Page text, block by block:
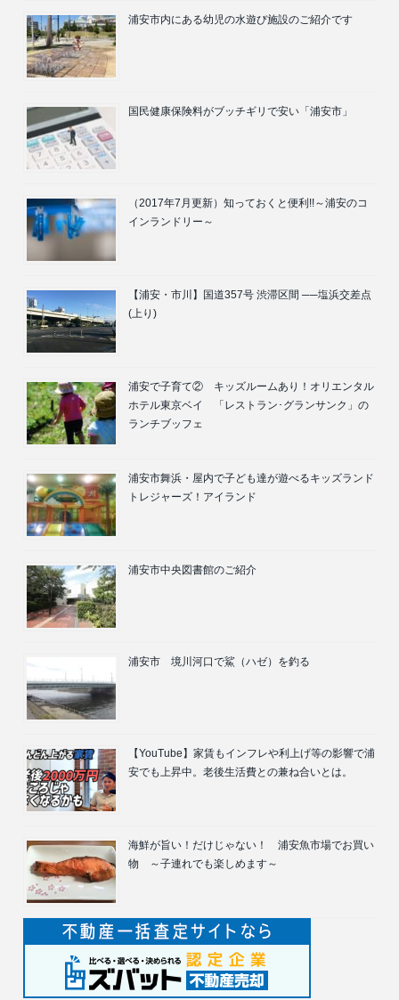
浦安市内にある幼児の水遊び施設のご紹介です
国民健康保険料がブッチギリで安い「浦安市」
（2017年7月更新）知っておくと便利!!～浦安のコ
インランドリー～
【浦安・市川】国道357号 渋滞区間 ──塩浜交差点
(上り)
浦安で子育て② キッズルームあり！オリエンタル
ホテル東京ベイ 「レストラン･グランサンク」の
ランチブッフェ
浦安市舞浜・屋内で子ども達が遊べるキッズランド
トレジャーズ！アイランド
浦安市中央図書館のご紹介
浦安市 境川河口で鯊（ハゼ）を釣る
【YouTube】家賃もインフレや利上げ等の影響で浦
安でも上昇中。老後生活費との兼ね合いとは。
海鮮が旨い！だけじゃない！ 浦安魚市場でお買い
物 ～子連れでも楽しめます～